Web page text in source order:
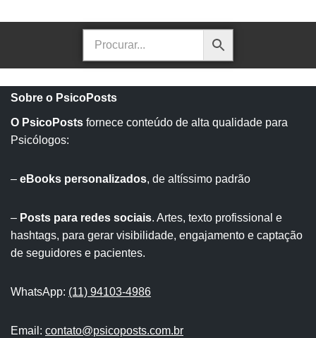
Sobre o PsicoPosts
O PsicoPosts fornece conteúdo de alta qualidade para
Psicólogos:
– eBooks personalizados, de altíssimo padrão
– Posts para redes sociais. Artes, texto profissional e
hashtags, para gerar visibilidade, engajamento e captação
de seguidores e pacientes.
WhatsApp: (11) 94103-4986
Email: contato@psicoposts.com.br